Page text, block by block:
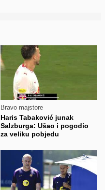
Bravo majstore
Haris Tabaković junak
Salzburga: Ušao i pogodio
za veliku pobjedu